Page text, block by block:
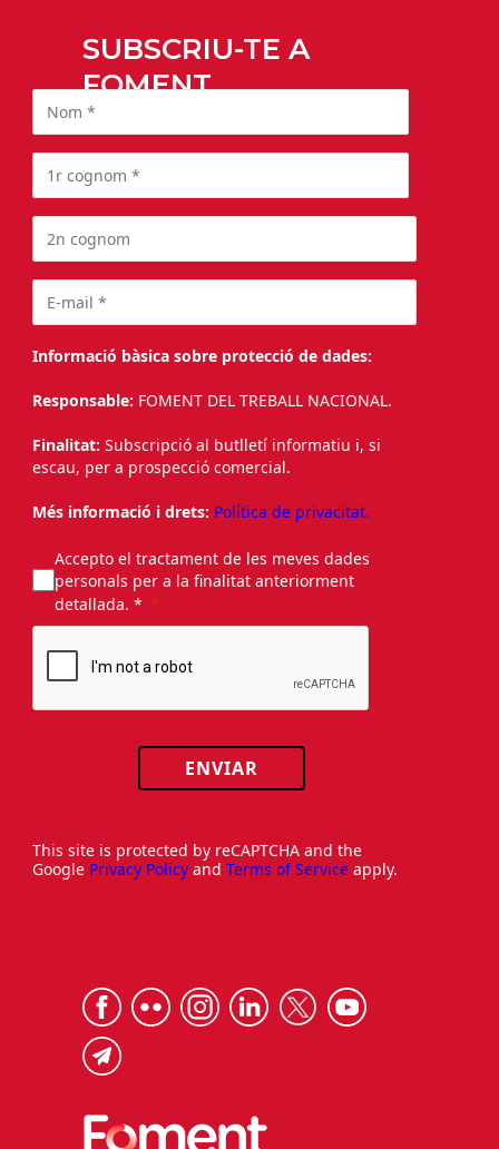
SUBSCRIU-TE A
FOMENT
Informació bàsica sobre protecció de dades:
Responsable: FOMENT DEL TREBALL NACIONAL.
Finalitat: Subscripció al butlletí informatiu i, si
escau, per a prospecció comercial.
Més informació i drets: Política de privacitat.
Accepto el tractament de les meves dades
personals per a la finalitat anteriorment
detallada. *
ENVIAR
This site is protected by reCAPTCHA and the
Google Privacy Policy and Terms of Service apply.